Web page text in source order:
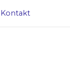
Kontakt